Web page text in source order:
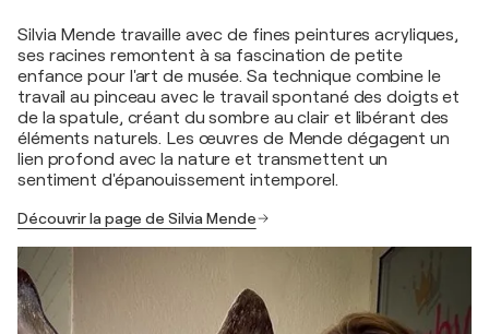
Silvia Mende travaille avec de fines peintures acryliques,
ses racines remontent à sa fascination de petite
enfance pour l'art de musée. Sa technique combine le
travail au pinceau avec le travail spontané des doigts et
de la spatule, créant du sombre au clair et libérant des
éléments naturels. Les œuvres de Mende dégagent un
lien profond avec la nature et transmettent un
sentiment d'épanouissement intemporel.
Découvrir la page de Silvia Mende